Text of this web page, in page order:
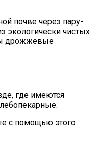
почве через пару-
экологически чистых
дрожжевые
где имеются
с помощью этого